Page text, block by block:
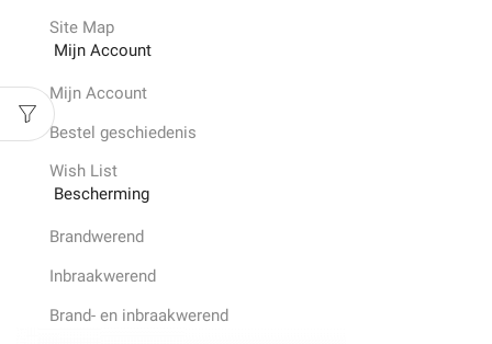
Site Map
Mijn Account
Mijn Account
Bestel geschiedenis
Wish List
Bescherming
Brandwerend
Inbraakwerend
Brand- en inbraakwerend